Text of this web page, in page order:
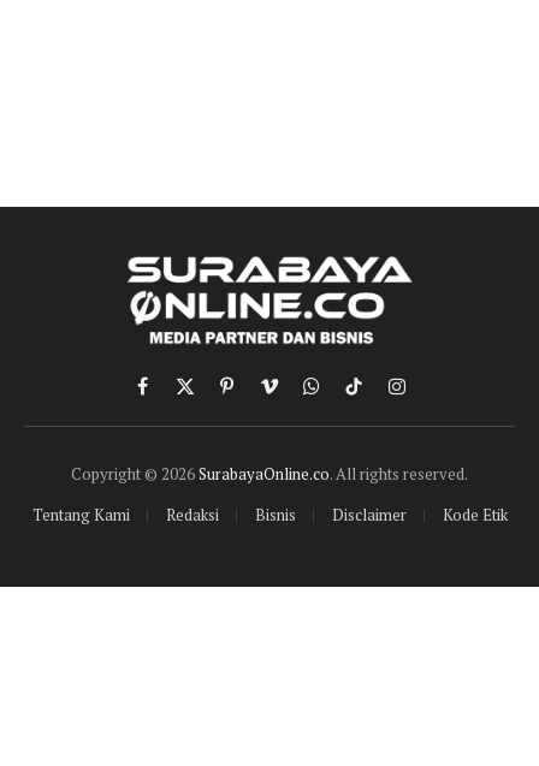
Facebook
X
(Twitter)
PinterestVimeoWhatsApp
TikTokInstagram
Copyright © 2026SurabayaOnline.co. All rights reserved.
Tentang Kami
Redaksi Bisnis Disclaimer Kode Etik